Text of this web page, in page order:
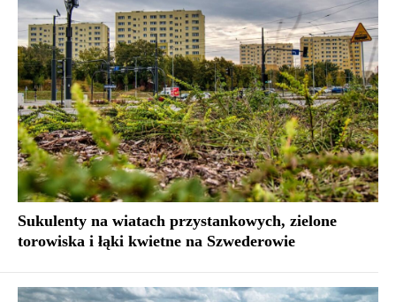
Sukulenty na wiatach przystankowych, zielone
torowiska i łąki kwietne na Szwederowie